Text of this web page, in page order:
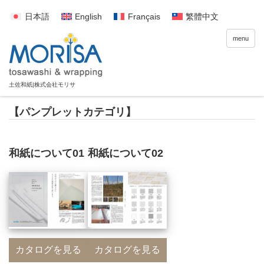
日本語 English Français 繁體中文
menu
【パンプレットカテゴリ】
和紙について01
カタログを見る
和紙について02
カタログを見る